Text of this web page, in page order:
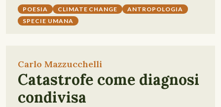
POESIA CLIMATE CHANGE
ANTROPOLOGIA
SPECIE UMANA
Carlo Mazzucchelli
Catastrofe come diagnosi
condivisa